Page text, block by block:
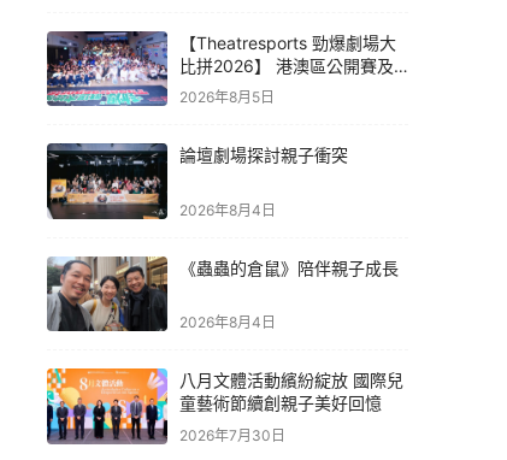
【Theatresports 勁爆劇場大
比拼2026】 港澳區公開賽及
亞洲聯賽賽果
2026年8月5日
論壇劇場探討親子衝突
2026年8月4日
《蟲蟲的倉鼠》陪伴親子成長
2026年8月4日
八月文體活動繽紛綻放 國際兒
童藝術節續創親子美好回憶
2026年7月30日